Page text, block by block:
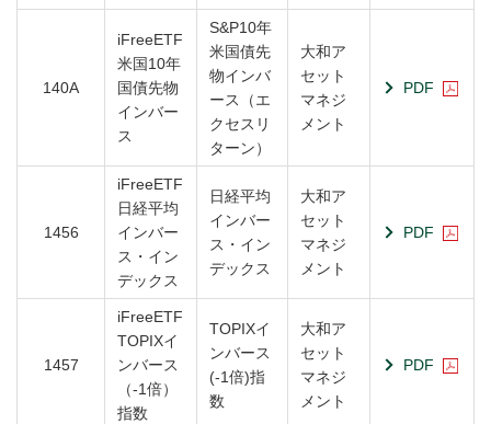
140A
iFreeETF
米国10年
国債先物
インバー
ス
S&P10年
米国債先
物インバ
ース（エ
クセスリ
ターン）
大和ア
セット
マネジ
メント
PDF
1456
iFreeETF
日経平均
インバー
ス・イン
デックス
日経平均
インバー
ス・イン
デックス
大和ア
セット
マネジ
メント
PDF
1457
iFreeETF
TOPIXイ
ンバース
（-1倍）
指数
TOPIXイ
ンバース
(-1倍)指
数
大和ア
セット
マネジ
メント
PDF